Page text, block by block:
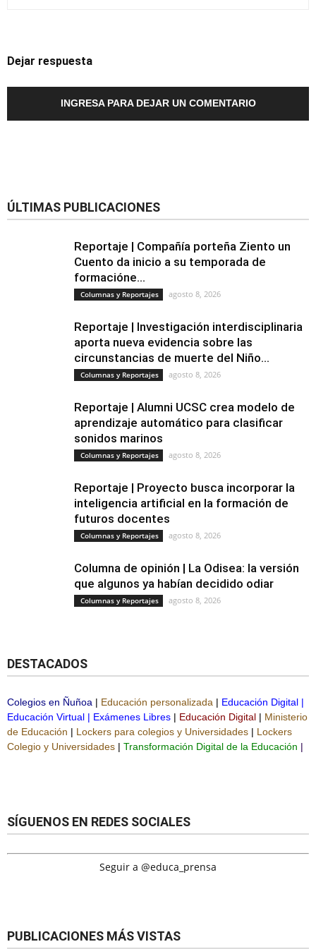
Dejar respuesta
INGRESA PARA DEJAR UN COMENTARIO
ÚLTIMAS PUBLICACIONES
Reportaje | Compañía porteña Ziento un
Cuento da inicio a su temporada de
formacióne...
Columnas y Reportajes agosto 8, 2026
Reportaje | Investigación interdisciplinaria
aporta nueva evidencia sobre las
circunstancias de muerte del Niño...
Columnas y Reportajes agosto 8, 2026
Reportaje | Alumni UCSC crea modelo de
aprendizaje automático para clasificar
sonidos marinos
Columnas y Reportajes agosto 8, 2026
Reportaje | Proyecto busca incorporar la
inteligencia artificial en la formación de
futuros docentes
Columnas y Reportajes agosto 8, 2026
Columna de opinión | La Odisea: la versión
que algunos ya habían decidido odiar
Columnas y Reportajes agosto 8, 2026
DESTACADOS
Colegios en Ñuñoa | Educación personalizada | Educación Digital |
Educación Virtual | Exámenes Libres | Educación Digital | Ministerio
de Educación | Lockers para colegios y Universidades | Lockers
Colegio y Universidades | Transformación Digital de la Educación |
SÍGUENOS EN REDES SOCIALES
Seguir a @educa_prensa
PUBLICACIONES MÁS VISTAS